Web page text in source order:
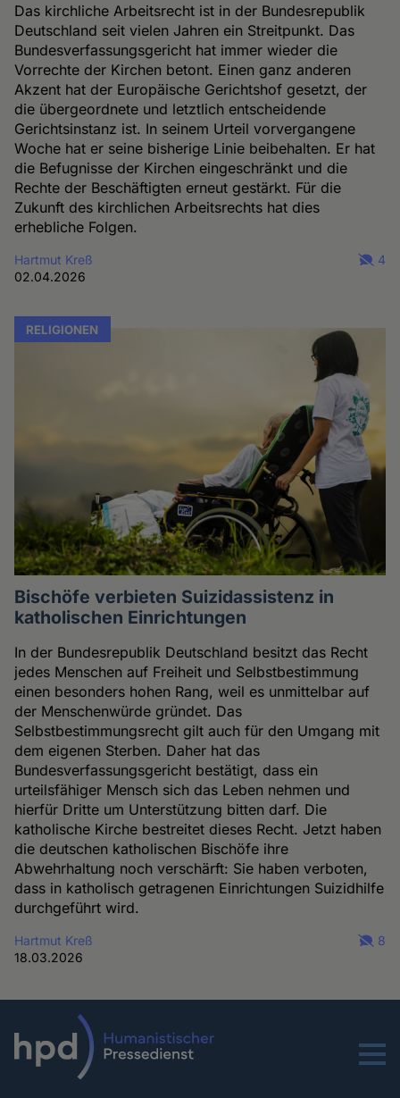
Das kirchliche Arbeitsrecht ist in der Bundesrepublik
Deutschland seit vielen Jahren ein Streitpunkt. Das
Bundesverfassungsgericht hat immer wieder die
Vorrechte der Kirchen betont. Einen ganz anderen
Akzent hat der Europäische Gerichtshof gesetzt, der
die übergeordnete und letztlich entscheidende
Gerichtsinstanz ist. In seinem Urteil vorvergangene
Woche hat er seine bisherige Linie beibehalten. Er hat
die Befugnisse der Kirchen eingeschränkt und die
Rechte der Beschäftigten erneut gestärkt. Für die
Zukunft des kirchlichen Arbeitsrechts hat dies
erhebliche Folgen.
Hartmut Kreß
02.04.2026
4
RELIGIONEN
Bischöfe verbieten Suizidassistenz in
katholischen Einrichtungen
In der Bundesrepublik Deutschland besitzt das Recht
jedes Menschen auf Freiheit und Selbstbestimmung
einen besonders hohen Rang, weil es unmittelbar auf
der Menschenwürde gründet. Das
Selbstbestimmungsrecht gilt auch für den Umgang mit
dem eigenen Sterben. Daher hat das
Bundesverfassungsgericht bestätigt, dass ein
urteilsfähiger Mensch sich das Leben nehmen und
hierfür Dritte um Unterstützung bitten darf. Die
katholische Kirche bestreitet dieses Recht. Jetzt haben
die deutschen katholischen Bischöfe ihre
Abwehrhaltung noch verschärft: Sie haben verboten,
dass in katholisch getragenen Einrichtungen Suizidhilfe
durchgeführt wird.
Hartmut Kreß
18.03.2026
8
Menu